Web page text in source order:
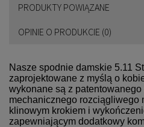
PRODUKTY POWIĄZANE
OPINIE O PRODUKCIE (0)
Nasze spodnie damskie 5.11
zaprojektowane z myślą o
wykonane są z
mechanicznego rozciągliwego
klinowym krokiem i
zapewniającym dodatkowy